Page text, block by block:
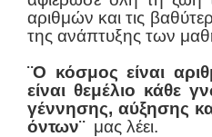
αριθμών και τις
της ανάπτυξης των
¨Ο κόσμος είναι
είναι θεμέλιο κάθε
γέννησης, αύξησης
όντων¨μας λέει.